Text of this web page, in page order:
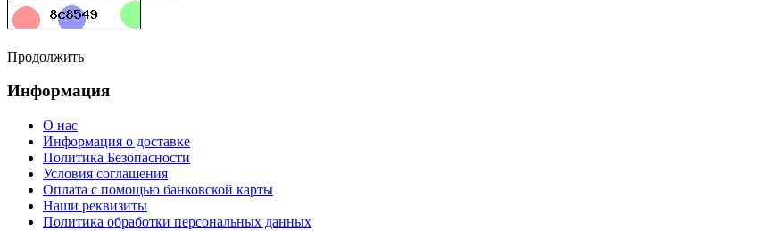
Продолжить
Информация
О нас
Информация о доставке
Политика Безопасности
Условия соглашения
Оплата с помощью банковской карты
Наши реквизиты
Политика обработки персональных данных